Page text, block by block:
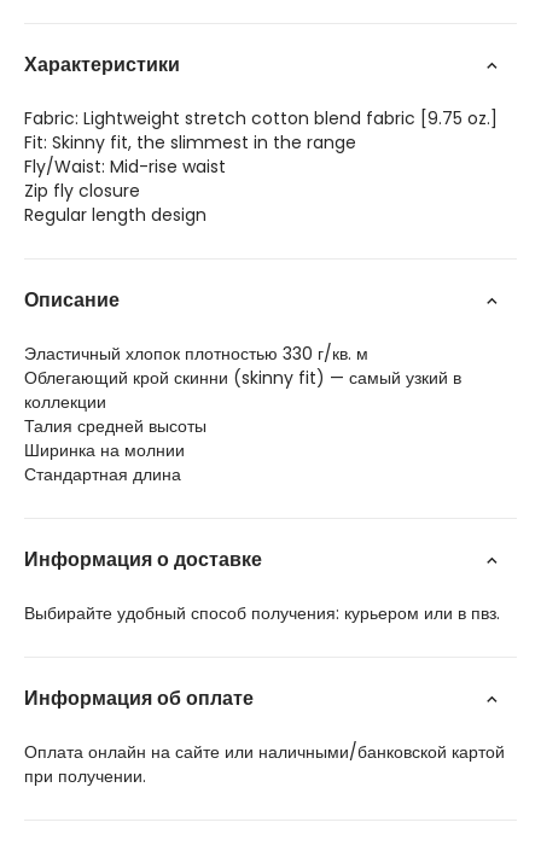
Характеристики
Fabric: Lightweight stretch cotton blend fabric [9.75 oz.]
Fit: Skinny fit, the slimmest in the range
Fly/Waist: Mid-rise waist
Zip fly closure
Regular length design
Описание
Эластичный хлопок плотностью 330 г/кв. м
Облегающий крой скинни (skinny fit) — самый узкий в
коллекции
Талия средней высоты
Ширинка на молнии
Стандартная длина
Информация о доставке
Выбирайте удобный способ получения: курьером или в пвз.
Информация об оплате
Оплата онлайн на сайте или наличными/банковской картой
при получении.